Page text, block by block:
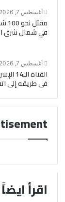
أغسطس 7, 2026
في شمال شرق
أغسطس 7, 2026
القناة
فى طريقه إلى
اقرأ ايضاً